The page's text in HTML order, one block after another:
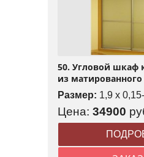
50. Угловой шкаф
из матированного
Размер: 1,9 x
Цена: 34900